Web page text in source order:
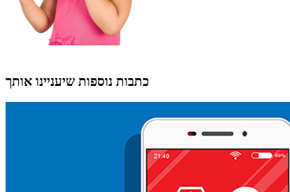
כתבות נוספות שיעניינו אותך